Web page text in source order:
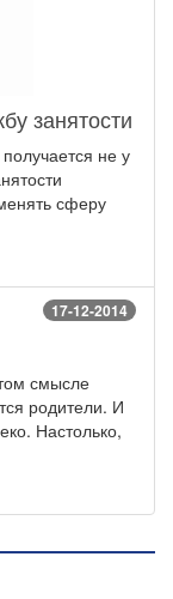
занятости
не у
сферу
17-12-2014
смысле
родители. И
Настолько,